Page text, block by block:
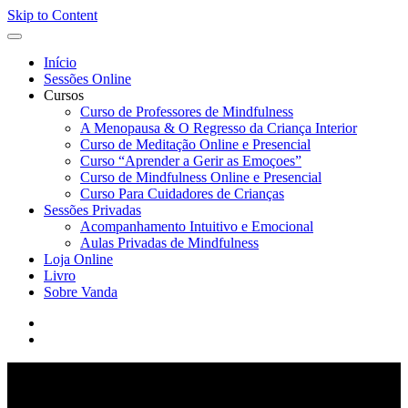
Skip to Content
Início
Sessões Online
Cursos
Curso de Professores de Mindfulness
A Menopausa & O Regresso da Criança Interior
Curso de Meditação Online e Presencial
Curso “Aprender a Gerir as Emoçoes”
Curso de Mindfulness Online e Presencial
Curso Para Cuidadores de Crianças
Sessões Privadas
Acompanhamento Intuitivo e Emocional
Aulas Privadas de Mindfulness
Loja Online
Livro
Sobre Vanda